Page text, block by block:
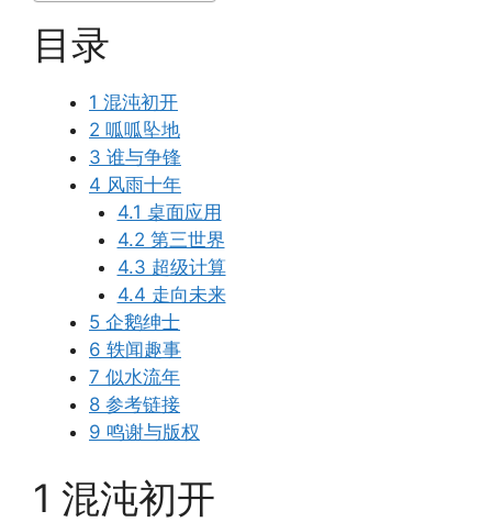
目录
1 混沌初开
2 呱呱坠地
3 谁与争锋
4 风雨十年
4.1 桌面应用
4.2 第三世界
4.3 超级计算
4.4 走向未来
5 企鹅绅士
6 轶闻趣事
7 似水流年
8 参考链接
9 鸣谢与版权
1 混沌初开